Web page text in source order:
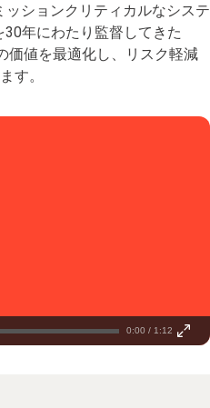
ションクリティカルなシステ
年にわたり監督してきた
価値を最適化し、リスク軽減
す。
0:00 / 1:12